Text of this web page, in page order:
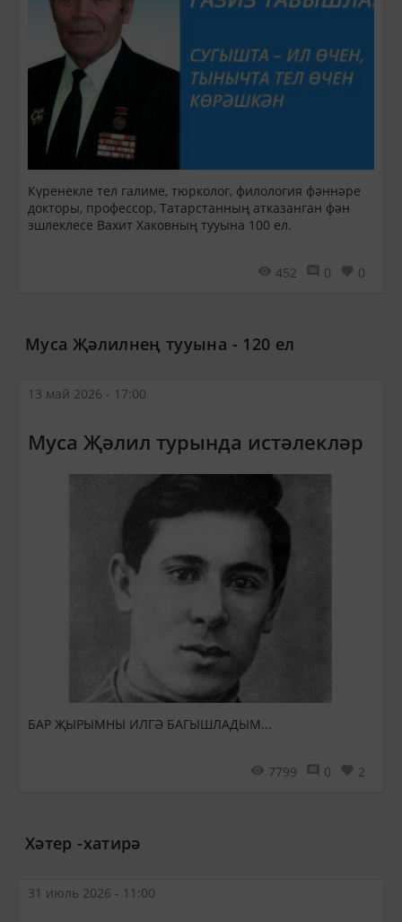
Күренекле тел галиме, тюрколог, филология фәннәре
докторы, профессор, Татарстанның атказанган фән
эшлеклесе Вахит Хаковның тууына 100 ел.
452 0 0
Муса Җәлилнең тууына - 120 ел
13 май 2026 - 17:00
Муса Җәлил турында истәлекләр
БАР ҖЫРЫМНЫ ИЛГӘ БАГЫШЛАДЫМ...
7799 0 2
Хәтер -хатирә
31 июль 2026 - 11:00